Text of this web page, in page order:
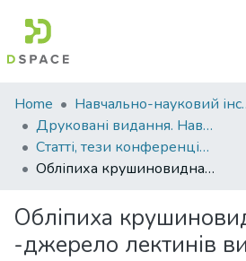
Communities
&
Collections
Statistics
Home
Навчально-науковий
Друковані видання. Навчально-науковий інститут агротехнологій, селекції та екології
Статті, тези конференцій. Навчально-науковий інститут агротехнологій, селекції та екології
Обліпиха крушиновидна -джерело лектинів високої активності
Обліпиха
-джерело лектинів